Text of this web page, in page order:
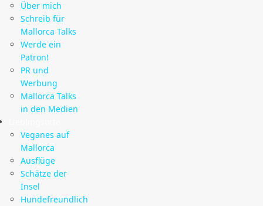
Über mich
Schreib für
Mallorca Talks
Werde ein
Patron!
PR und
Werbung
Mallorca Talks
in den Medien
Veganes auf
Mallorca
Ausflüge
Schätze der
Insel
Hundefreundlich